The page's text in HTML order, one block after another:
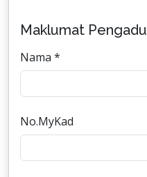
Maklumat Pengadu
Nama *
No.MyKad